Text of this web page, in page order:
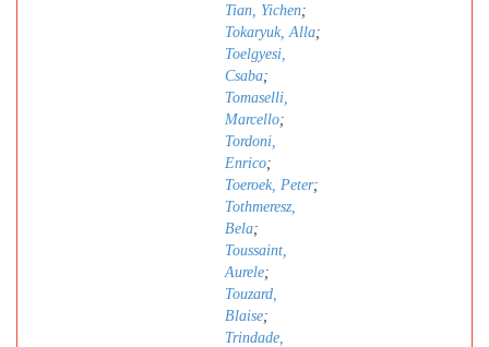
Tian, Yichen;
Tokaryuk, Alla;
Toelgyesi,
Csaba;
Tomaselli,
Marcello;
Tordoni,
Enrico;
Toeroek, Peter;
Tothmeresz,
Bela;
Toussaint,
Aurele;
Touzard,
Blaise;
Trindade,